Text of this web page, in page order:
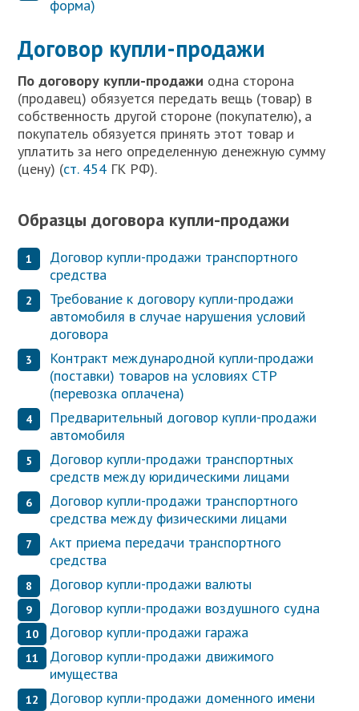
форма)
Договор купли-продажи
По договору купли-продажи одна сторона
(продавец) обязуется передать вещь (товар) в
собственность другой стороне (покупателю), а
покупатель обязуется принять этот товар и
уплатить за него определенную денежную сумму
(цену) (ст. 454 ГК РФ).
Образцы договора купли-продажи
Договор купли-продажи транспортного
средства
Требование к договору купли-продажи
автомобиля в случае нарушения условий
договора
Контракт международной купли-продажи
(поставки) товаров на условиях СТР
(перевозка оплачена)
Предварительный договор купли-продажи
автомобиля
Договор купли-продажи транспортных
средств между юридическими лицами
Договор купли-продажи транспортного
средства между физическими лицами
Акт приема передачи транспортного
средства
Договор купли-продажи валюты
Договор купли-продажи воздушного судна
Договор купли-продажи гаража
Договор купли-продажи движимого
имущества
Договор купли-продажи доменного имени